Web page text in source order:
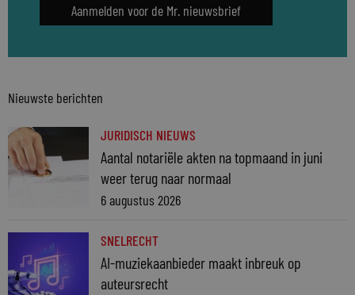
Aanmelden voor de Mr. nieuwsbrief
Nieuwste berichten
JURIDISCH NIEUWS
Aantal notariële akten na topmaand in juni
weer terug naar normaal
6 augustus 2026
SNELRECHT
AI-muziekaanbieder maakt inbreuk op
auteursrecht